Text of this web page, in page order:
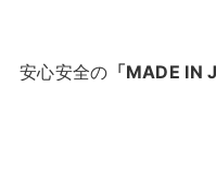
安心安全の 「MADE IN